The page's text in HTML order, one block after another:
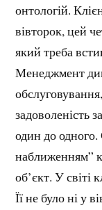
онтологій.
вівторок, цей
який треба
Менеджмент
задоволеність
один до
наближенням”
об’єкт. У світі
Її не було ні у